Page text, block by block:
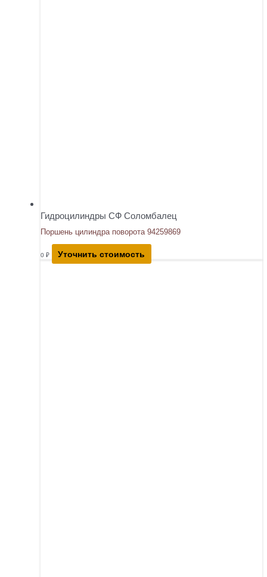
Гидроцилиндры СФ Соломбалец
Поршень цилиндра поворота 94259869
0 ₽ Уточнить стоимость